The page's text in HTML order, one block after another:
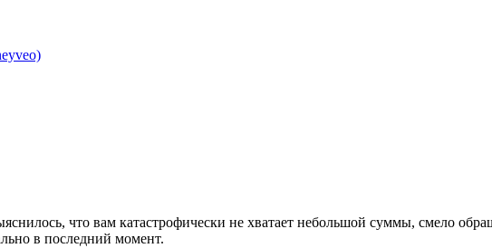
что вам катастрофически не хватает небольшой суммы, смело
в последний момент.